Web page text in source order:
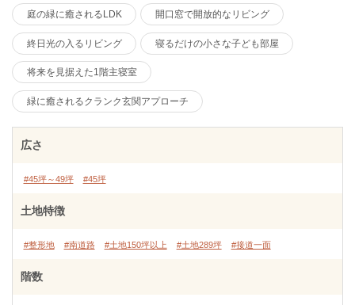
庭の緑に癒されるLDK 開口窓で開放的なリビング
終日光の入るリビング 寝るだけの小さな子ども部屋
将来を見据えた1階主寝室
緑に癒されるクランク玄関アプローチ
広さ
#45坪～49坪 #45坪
土地特徴
#整形地 #南道路 #土地150坪以上 #土地289坪 #接道一面
階数